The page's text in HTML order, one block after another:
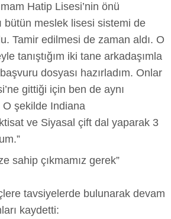
Hatip Lisesi’nin önü
bütün meslek lisesi sistemi de
Tamir edilmesi de zaman aldı. O
tanıştığım iki tane arkadaşımla
dosyası hazırladım. Onlar
gittiği için ben de aynı
şekilde Indiana
ve Siyasal çift dal yaparak 3
sahip çıkmamız gerek”
tavsiyelerde bulunarak devam
kaydetti: